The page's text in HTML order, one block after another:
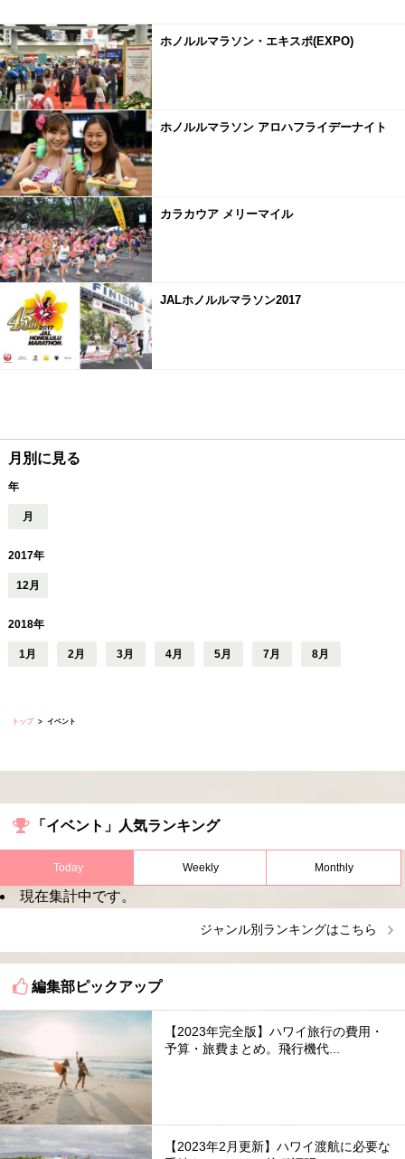
ホノルルマラソン・エキスポ(EXPO)
ホノルルマラソン アロハフライデーナイト
カラカウア メリーマイル
JALホノルルマラソン2017
月別に見る
年
月
2017年
12月
2018年
1月 2月 3月 4月 5月 7月 8月
トップ イベント
「イベント」人気ランキング
Today Weekly Monthly
現在集計中です。
ジャンル別ランキングはこちら
編集部ピックアップ
【2023年完全版】ハワイ旅行の費用・
予算・旅費まとめ。飛行機代...
【2023年2月更新】ハワイ渡航に必要な